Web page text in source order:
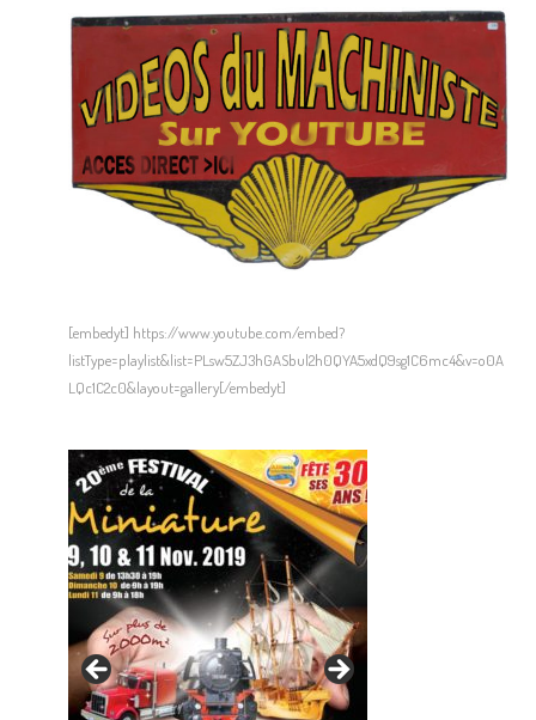
[embedyt] https://www.youtube.com/embed?
listType=playlist&list=PLsw5ZJ3hGASbul2h0QYA5xdQ9sg1C6mc4&v=o0A
LQc1C2c0&layout=gallery[/embedyt]